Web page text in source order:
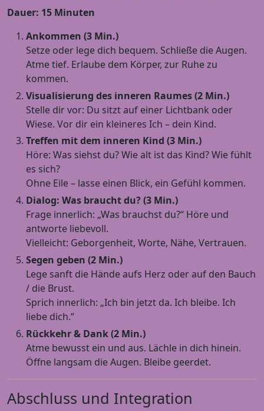
Dauer: 15 Minuten
Ankommen (3 Min.)
Setze oder lege dich bequem. Schließe die Augen.
Atme tief. Erlaube dem Körper, zur Ruhe zu
kommen.
Visualisierung des inneren Raumes (2 Min.)
Stelle dir vor: Du sitzt auf einer Lichtbank oder
Wiese. Vor dir ein kleineres Ich – dein Kind.
Treffen mit dem inneren Kind (3 Min.)
Höre: Was siehst du? Wie alt ist das Kind? Wie fühlt
es sich?
Ohne Eile – lasse einen Blick, ein Gefühl kommen.
Dialog: Was braucht du? (3 Min.)
Frage innerlich: „Was brauchst du?“ Höre und
antworte liebevoll.
Vielleicht: Geborgenheit, Worte, Nähe, Vertrauen.
Segen geben (2 Min.)
Lege sanft die Hände aufs Herz oder auf den Bauch
/ die Brust.
Sprich innerlich: „Ich bin jetzt da. Ich bleibe. Ich
liebe dich.“
Rückkehr & Dank (2 Min.)
Atme bewusst ein und aus. Lächle in dich hinein.
Öffne langsam die Augen. Bleibe geerdet.
Abschluss und Integration